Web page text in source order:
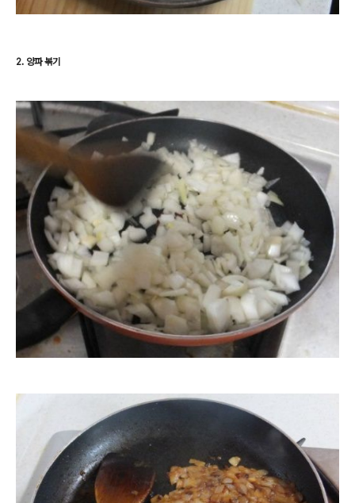
2. 양파 볶기